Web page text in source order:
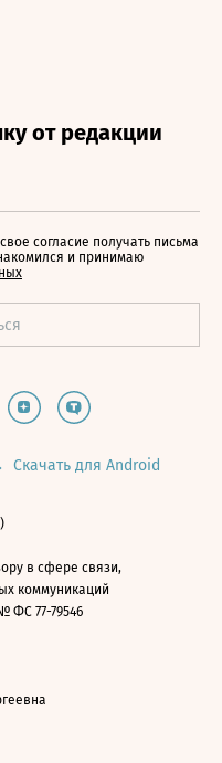
согласие получать письма
и принимаю
Скачать для Android
в сфере связи,
коммуникаций
ФС 77-79546